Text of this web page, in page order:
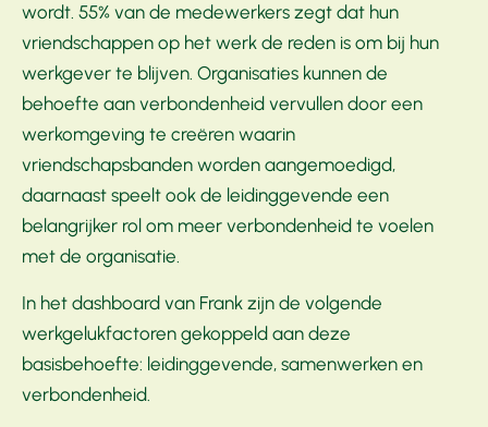
wordt. 55% van de medewerkers zegt dat hun
vriendschappen op het werk de reden is om bij hun
werkgever te blijven. Organisaties kunnen de
behoefte aan verbondenheid vervullen door een
werkomgeving te creëren waarin
vriendschapsbanden worden aangemoedigd,
daarnaast speelt ook de leidinggevende een
belangrijker rol om meer verbondenheid te voelen
met de organisatie.
In het dashboard van Frank zijn de volgende
werkgelukfactoren gekoppeld aan deze
basisbehoefte: leidinggevende, samenwerken en
verbondenheid.